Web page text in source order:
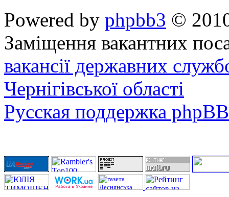
Powered by phpbb3 ©
Заміщення вакантних
вакансії державних
Чернігівської області
Русская поддержка phpBB